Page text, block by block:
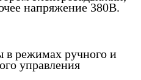
напряжение 380В.
в режимах ручного и
управления